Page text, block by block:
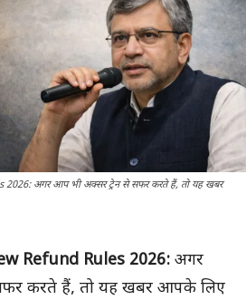
अगर आप भी अक्सर ट्रेन से सफर करते हैं, तो यह खबर
Refund Rules 2026: अगर
करते हैं, तो यह खबर आपके लिए